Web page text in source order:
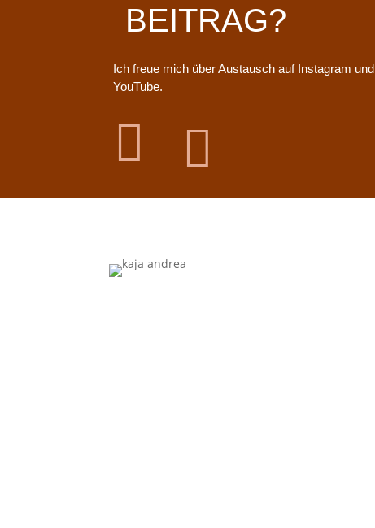
BEITRAG?
Ich freue mich über Austausch auf Instagram und
YouTube.
 